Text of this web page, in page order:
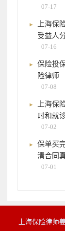
07-17
上海保
受益人
07-16
保险投
险律师
07-08
上海保
时和就
07-02
保单买
清合同
07-01
上海保险律师